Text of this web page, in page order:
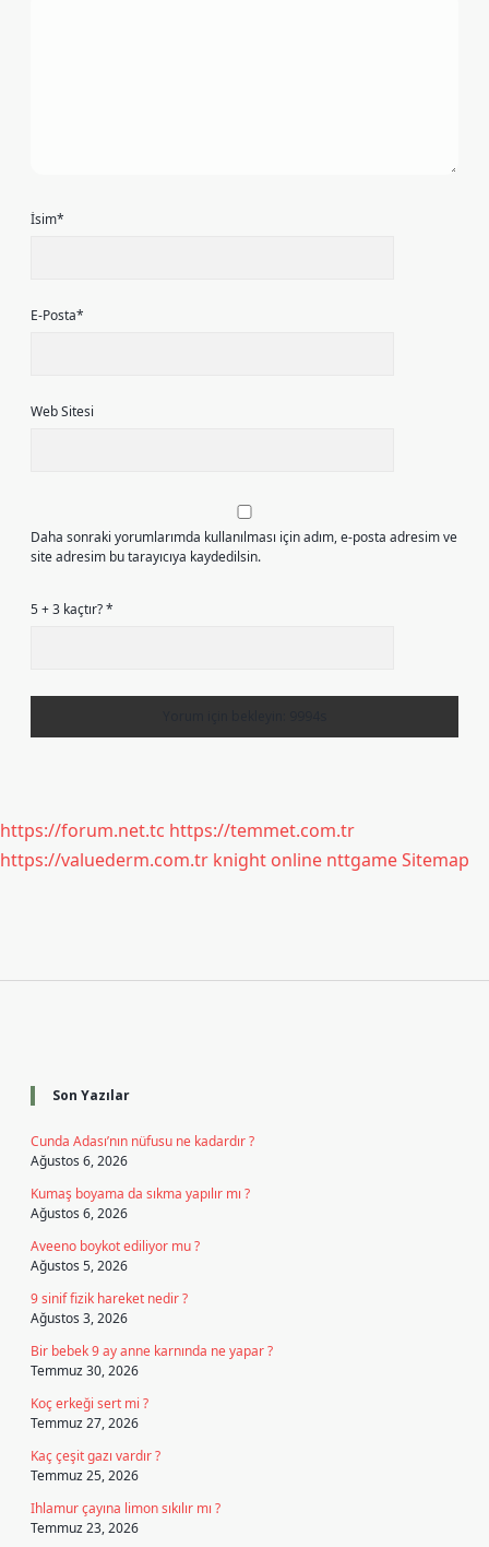
İsim*
E-Posta*
Web Sitesi
Daha sonraki yorumlarımda kullanılması için adım, e-posta adresim ve
site adresim bu tarayıcıya kaydedilsin.
5 + 3 kaçtır?*
https://forum.net.tc https://temmet.com.tr
https://valuederm.com.tr knight online nttgameSitemap
Son Yazılar
Cunda Adası’nın nüfusu ne kadardır ?
Ağustos 6, 2026
Kumaş boyama da sıkma yapılır mı ?
Ağustos 6, 2026
Aveeno boykot ediliyor mu ?
Ağustos 5, 2026
9 sinif fizik hareket nedir ?
Ağustos 3, 2026
Bir bebek 9 ay anne karnında ne yapar ?
Temmuz 30, 2026
Koç erkeği sert mi ?
Temmuz 27, 2026
Kaç çeşit gazı vardır ?
Temmuz 25, 2026
Ihlamur çayına limon sıkılır mı ?
Temmuz 23, 2026